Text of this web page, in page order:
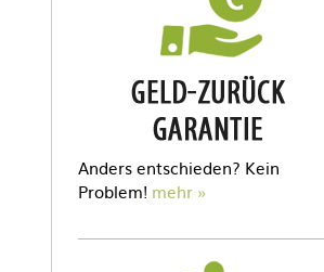
Anders entschieden? Kein
Problem! mehr